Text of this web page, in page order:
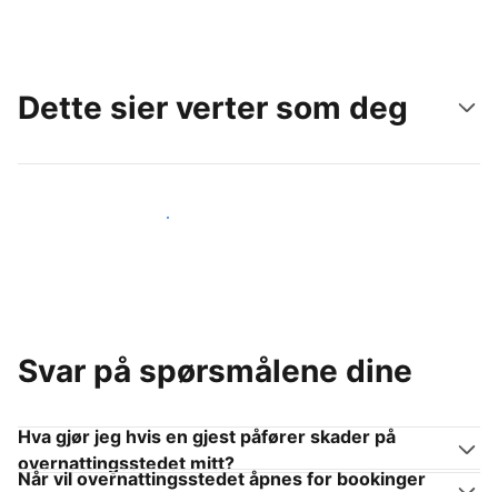
Dette sier verter som deg
Gjør som andre verter som deg
Svar på spørsmålene dine
Hva gjør jeg hvis en gjest påfører skader på
overnattingsstedet mitt?
Når vil overnattingsstedet åpnes for bookinger